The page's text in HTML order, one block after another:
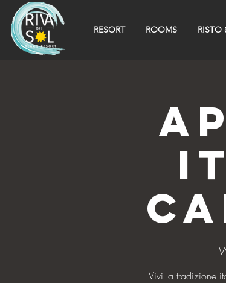
RESORT ROOMS RISTO
Vivi la tradizione